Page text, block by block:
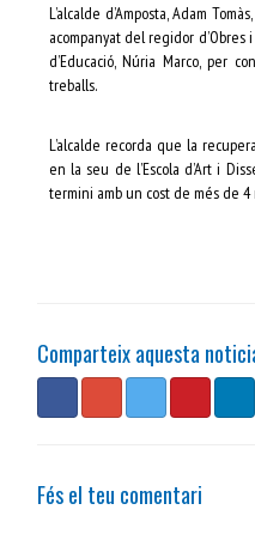
L’alcalde d’Amposta, Adam
acompanyat del regidor d’Obres
d’Educació, Núria Marco, per
treballs.
L’alcalde recorda que la
en la seu de l’Escola d’Art i
termini amb un cost de més de 4
Comparteix aquesta
Fés el teu comentari